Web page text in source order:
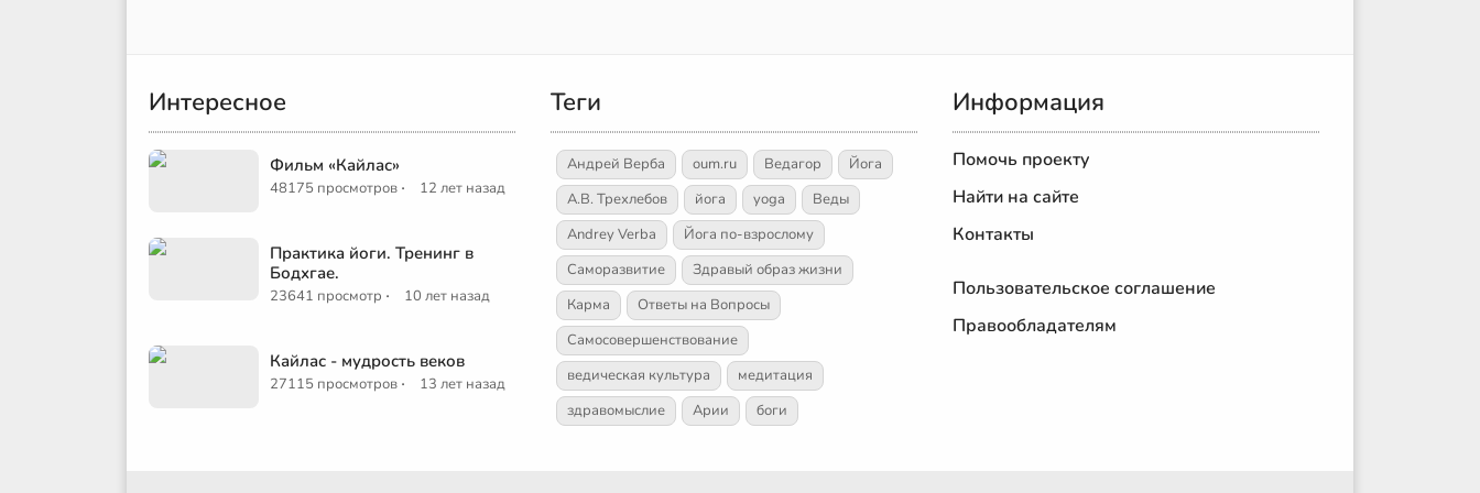
Интересное
Фильм «Кайлас»
48175 просмотров · 12 лет назад
Практика йоги. Тренинг в
Бодхгае.
23641 просмотр · 10 лет назад
Кайлас - мудрость веков
27115 просмотров · 13 лет назад
Теги
Андрей Верба oum.ru Ведагор
Йога
А.В. Трехлебов
йога yoga
Веды
Andrey Verba
Йога по-взрослому
Саморазвитие
Здравый образ жизни
Карма
Ответы на Вопросы
Самосовершенствование
ведическая культура
медитация
здравомыслие
Арии боги
Информация
Помочь проекту
Найти на сайте
Контакты
Пользовательское соглашение
Правообладателям